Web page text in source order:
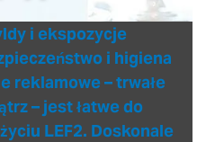
i ekspozycje
i higiena
reklamowe – trwałe
– jest łatwe do
LEF2. Doskonale